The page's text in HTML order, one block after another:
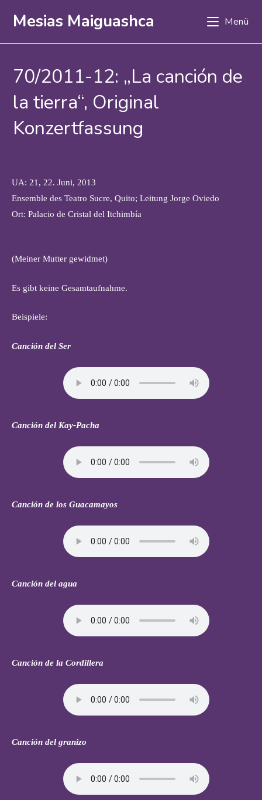
InhaltMesias Maiguashca Menü
70/2011-12: „La canción de
la tierra“, Original
Konzertfassung
UA: 21, 22. Juni, 2013
Ensemble des Teatro Sucre, Quito; Leitung Jorge Oviedo
Ort: Palacio de Cristal del Itchimbía
(Meiner Mutter gewidmet)
Es gibt keine Gesamtaufnahme.
Beispiele:
Canción del Ser
Canción del Kay-Pacha
Canción de los Guacamayos
Canción del agua
Canción de la Cordillera
Canción del granizo